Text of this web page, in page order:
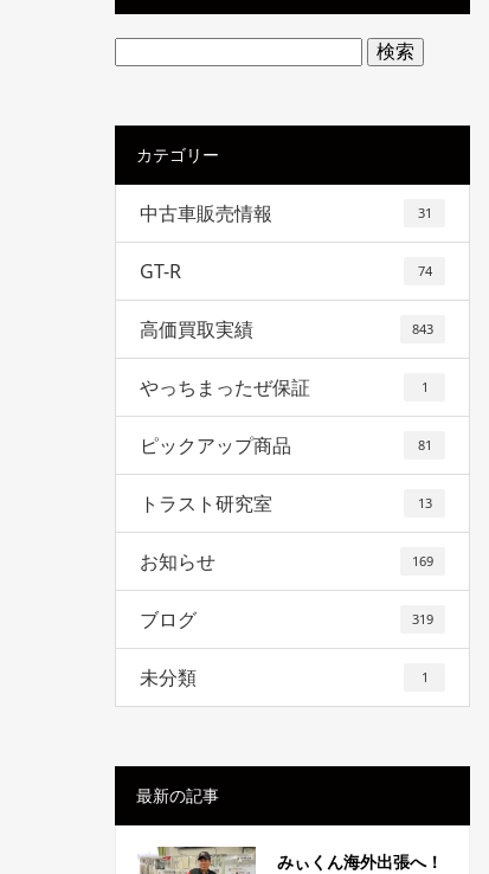
検
索:
カテゴリー
中古車販売情報 31
GT-R 74
高価買取実績 843
やっちまったぜ保証 1
ピックアップ商品 81
トラスト研究室 13
お知らせ 169
ブログ 319
未分類 1
最新の記事
みぃくん海外出張へ！